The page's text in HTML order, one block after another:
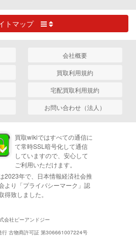
トマップ
会社概要
買取利用規約
宅配買取利用規約
お問い合わせ（法人）
買取wikiではすべての通信に
て常時SSL暗号化して通信
していますので、安心して
ご利用いただけます。
2023年で、日本情報経済社会推
より「プライバシーマーク」認
得致しました。
会社ピーアンドジー
行 古物商許可証 第306661007224号